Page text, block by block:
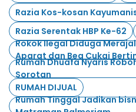
Razia Kos-kosan
Razia Serentak HBP Ke-62
Rokok Ilegal Diduga
Aparat dan Bea Cukai
Rumah Dhuafa Nyaris
Sorotan
RUMAH DIJUAL
Rumah Tinggal Jadikan